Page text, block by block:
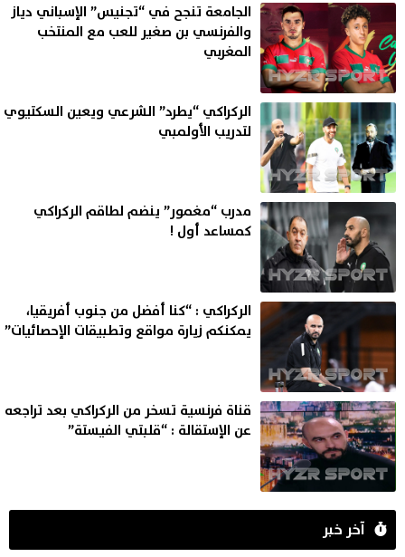
الجامعة تنجح في “تجنيس” الإسباني دياز
والفرنسي بن صغير للعب مع المنتخب
المغربي
الركراكي “يطرد” الشرعي ويعين السكتيوي
لتدريب الأولمبي
مدرب “مغمور” ينضم لطاقم الركراكي
كمساعد أول !
الركراكي : “كنا أفضل من جنوب أفريقيا،
يمكنكم زيارة مواقع وتطبيقات الإحصائيات”
قناة فرنسية تسخر من الركراكي بعد تراجعه
عن الإستقالة : “قلبتي الفيستة”
آخر خبر